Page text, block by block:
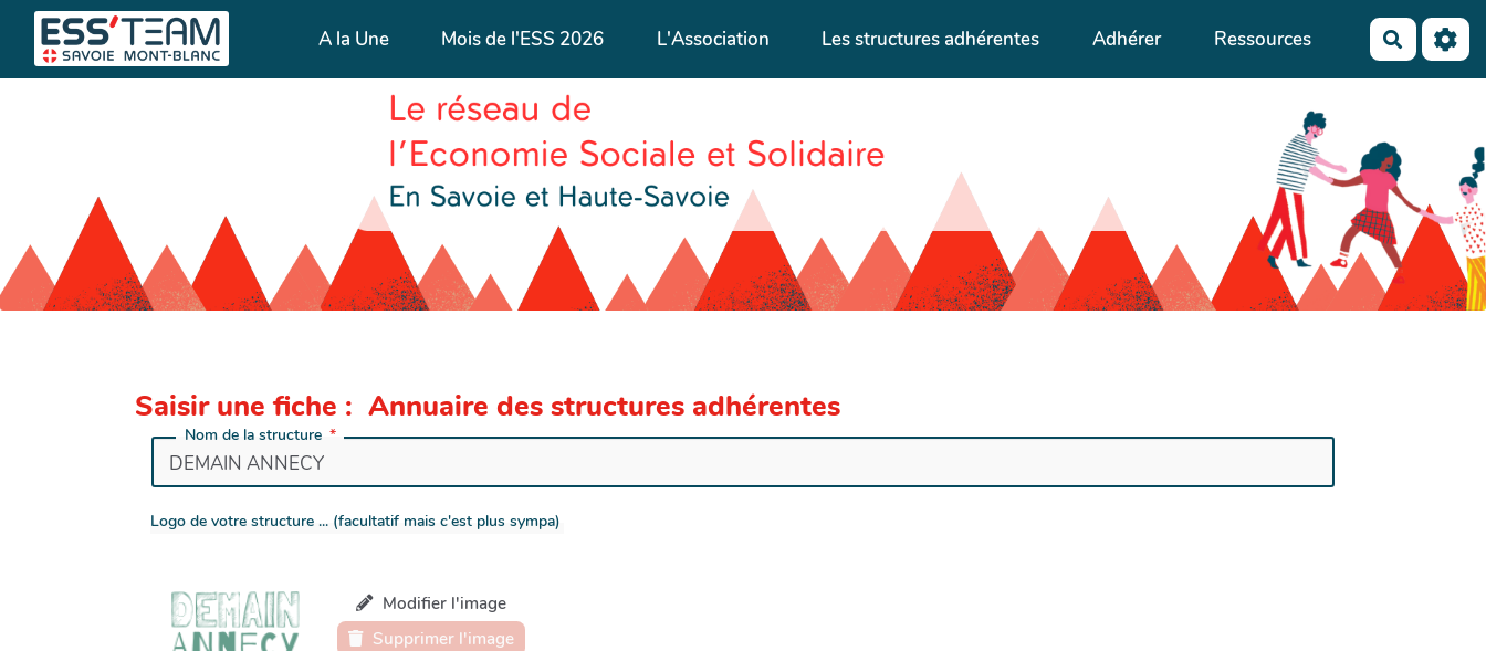
A la Une Mois de l'ESS 2026 L'Association Les structures adhérentes Adhérer Ressources
Saisir une fiche : Annuaire des structures adhérentes
Nom de la structure
Logo de votre structure ... (facultatif mais c'est plus sympa)
Modifier l'image
Supprimer l'image